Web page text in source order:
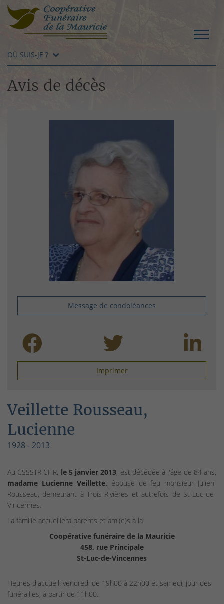
OÙ SUIS-JE ?
Avis de décès
Message de condoléances
Imprimer
Veillette Rousseau,
Lucienne
1928 - 2013
Au CSSSTR CHR, le 5 janvier 2013, est décédée à l'âge de 84 ans,
madame Lucienne Veillette, épouse de feu monsieur Julien
Rousseau, demeurant à Trois-Rivières et autrefois de St-Luc-de-
Vincennes.
La famille accueillera parents et ami(e)s à la
Coopérative funéraire de la Mauricie
458, rue Principale
St-Luc-de-Vincennes
Heures d'accueil: vendredi de 19h00 à 22h00 et samedi, jour des
funérailles, à partir de 11h00.